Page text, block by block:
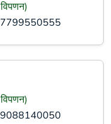
7799550555
9088140050